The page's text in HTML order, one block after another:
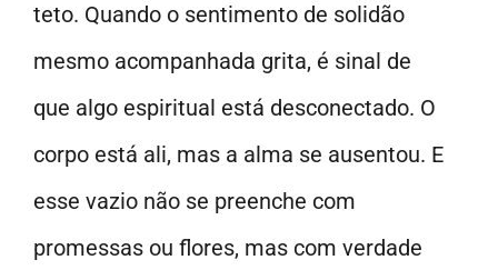
teto. Quando o sentimento de solidão
mesmo acompanhada grita, é sinal de
que algo espiritual está desconectado. O
corpo está ali, mas a alma se ausentou. E
esse vazio não se preenche com
promessas ou flores, mas com verdade